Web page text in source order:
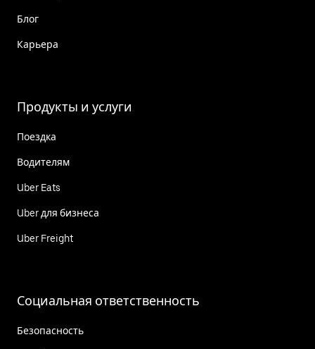
Блог
Карьера
Продукты и услуги
Поездка
Водителям
Uber Eats
Uber для бизнеса
Uber Freight
Социальная ответственность
Безопасность